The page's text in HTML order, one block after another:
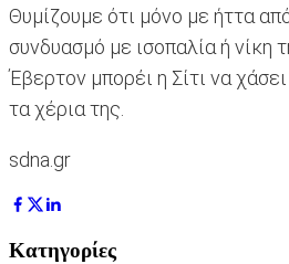
Θυμίζουμε ότι μόνο με ήττα
συνδυασμό με ισοπαλία ή νίκη
Έβερτον μπορέι η Σίτι να
τα χέρια της.
sdna.gr
Κατηγορίες